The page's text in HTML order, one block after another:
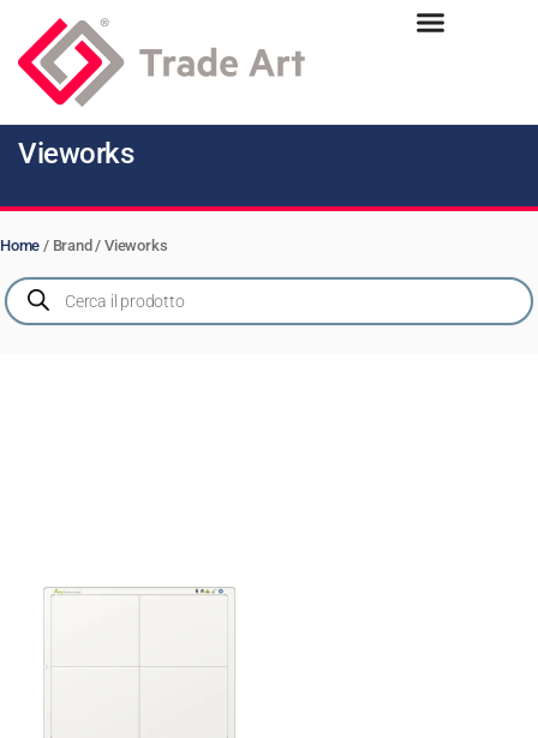
Vieworks
Home / Brand / Vieworks